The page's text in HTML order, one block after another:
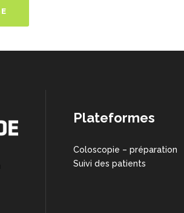
Plateformes
Coloscopie – préparation
Suivi des patients